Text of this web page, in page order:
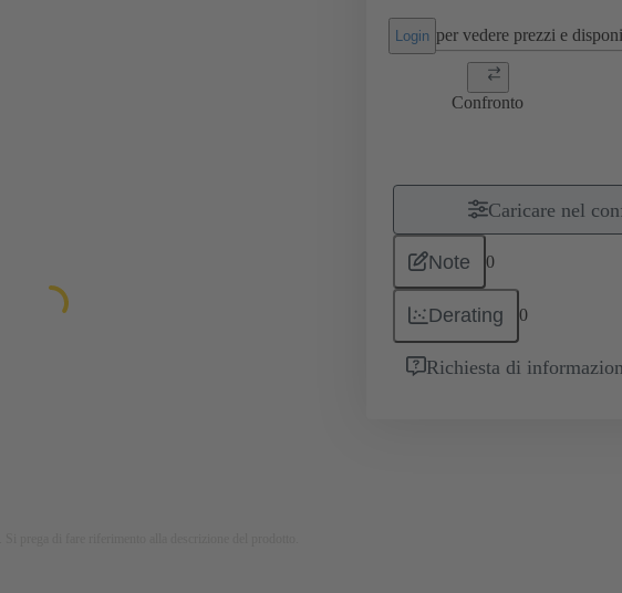
Login per vedere prezzi e
Confronto
Caricare nel
Note 0
Derating 0
Richiesta di